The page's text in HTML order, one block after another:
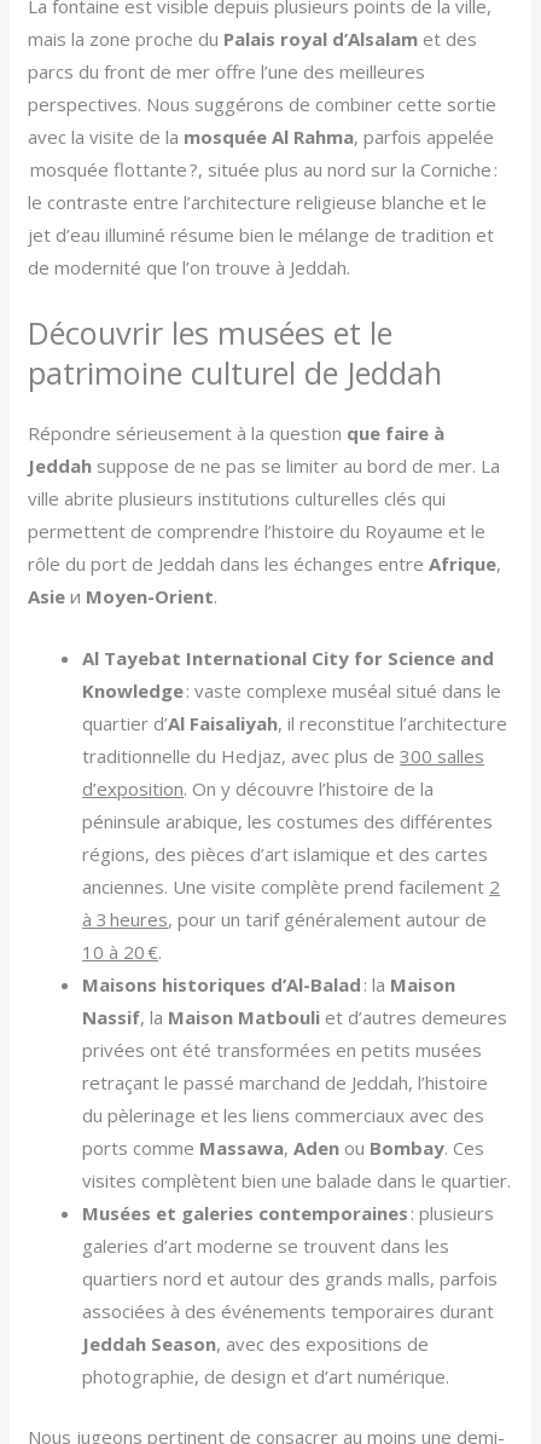
La fontaine est visible depuis plusieurs points de la ville,
mais la zone proche du Palais royal d’Alsalam et des
parcs du front de mer offre l’une des meilleures
perspectives. Nous suggérons de combiner cette sortie
avec la visite de la mosquée Al Rahma, parfois appelée
mosquée flottante ?, située plus au nord sur la Corniche :
le contraste entre l’architecture religieuse blanche et le
jet d’eau illuminé résume bien le mélange de tradition et
de modernité que l’on trouve à Jeddah.
Découvrir les musées et le
patrimoine culturel de Jeddah
Répondre sérieusement à la question que faire à
Jeddah suppose de ne pas se limiter au bord de mer. La
ville abrite plusieurs institutions culturelles clés qui
permettent de comprendre l’histoire du Royaume et le
rôle du port de Jeddah dans les échanges entreAfrique,
Asie и Moyen-Orient.
Al Tayebat International City for Science and
Knowledge: vaste complexe muséal situé dans le
quartier d’Al Faisaliyah, il reconstitue l’architecture
traditionnelle du Hedjaz, avec plus de300 salles
d’exposition. On y découvre l’histoire de la
péninsule arabique, les costumes des différentes
régions, des pièces d’art islamique et des cartes
anciennes. Une visite complète prend facilement 2
à 3 heures, pour un tarif généralement autour de
10 à 20 €.
Maisons historiques d’Al-Balad : la Maison
Nassif, la Maison Matbouli et d’autres demeures
privées ont été transformées en petits musées
retraçant le passé marchand de Jeddah, l’histoire
du pèlerinage et les liens commerciaux avec des
ports comme Massawa,Aden ou Bombay. Ces
visites complètent bien une balade dans le quartier.
Musées et galeries contemporaines : plusieurs
galeries d’art moderne se trouvent dans les
quartiers nord et autour des grands malls, parfois
associées à des événements temporaires durant
Jeddah Season, avec des expositions de
photographie, de design et d’art numérique.
Nous jugeons pertinent de consacrer au moinsune demi-